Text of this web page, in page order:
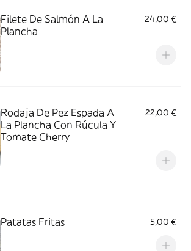
Filete De Salmón A La
Plancha
24,00 €
Rodaja De Pez Espada A
La Plancha Con Rúcula Y
Tomate Cherry
22,00 €
Patatas Fritas 5,00 €